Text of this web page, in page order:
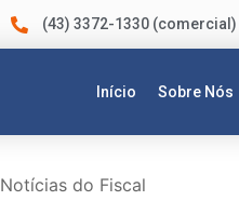
(43) 3372-1330 (comercial)
Início Sobre Nós
Notícias do Fiscal